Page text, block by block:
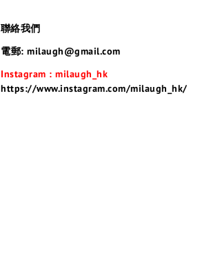
聯絡我們
電郵: milaugh@gmail.com
Instagram : milaugh_hk
https://www.instagram.com/milaugh_hk/